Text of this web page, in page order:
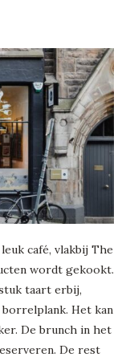
café, vlakbij The
wordt gekookt.
taart erbij,
Het kan
De brunch in het
De rest